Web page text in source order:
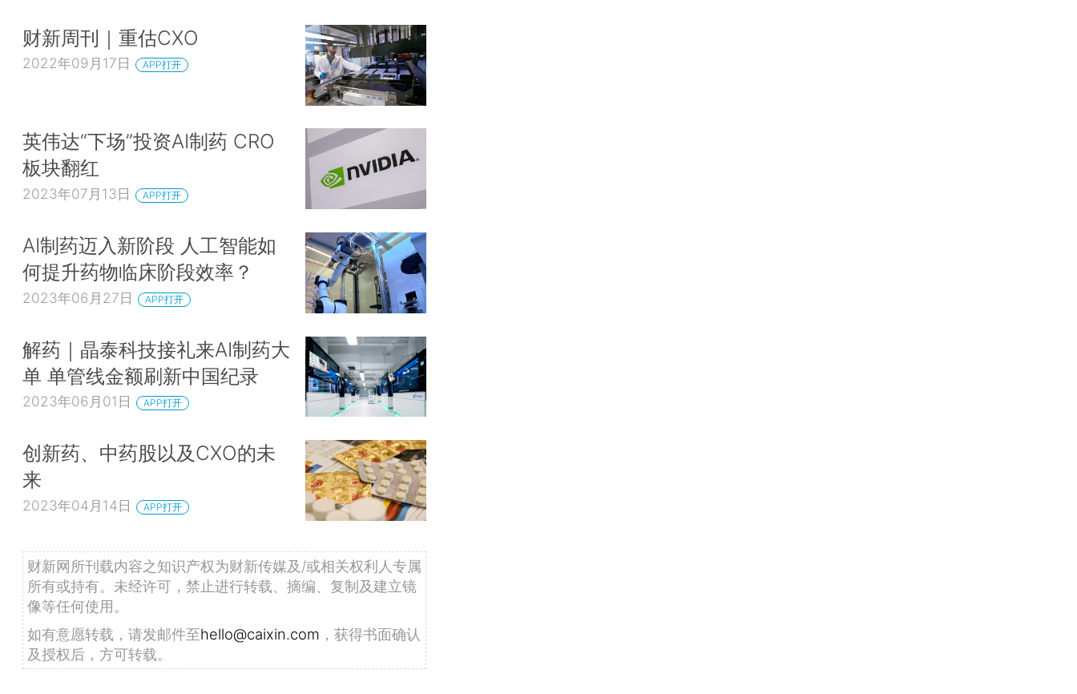
财新周刊｜重估CXO
2022年09月17日 APP打开
英伟达“下场”投资AI制药 CRO
板块翻红
2023年07月13日 APP打开
AI制药迈入新阶段 人工智能如
何提升药物临床阶段效率？
2023年06月27日 APP打开
解药｜晶泰科技接礼来AI制药大
单 单管线金额刷新中国纪录
2023年06月01日 APP打开
创新药、中药股以及CXO的未
来
2023年04月14日 APP打开
财新网所刊载内容之知识产权为财新传媒及/或相关权利人专属
所有或持有。未经许可，禁止进行转载、摘编、复制及建立镜
像等任何使用。
如有意愿转载，请发邮件至hello@caixin.com ，获得书面确认
及授权后，方可转载。